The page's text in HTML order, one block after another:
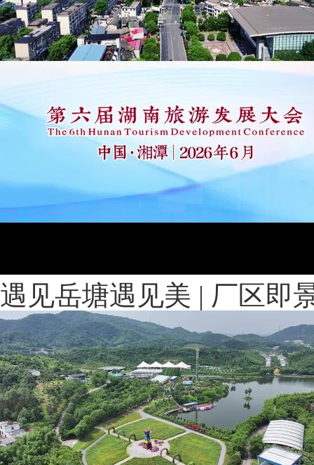
遇见岳塘遇见美 | 厂区即